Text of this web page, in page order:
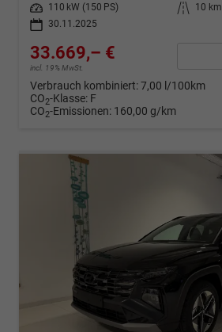
Leistung
110 kW (150 PS) Kilometerstand
10 km
30.11.2025
33.669,– €
incl. 19% MwSt.
Verbrauch kombiniert:7,00 l/100km
CO2-Klasse: F
CO2-Emissionen: 160,00 g/km